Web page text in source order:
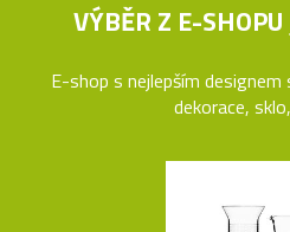
VÝBĚR Z E-SHOPU
E-shop s nejlepším
dekorace,